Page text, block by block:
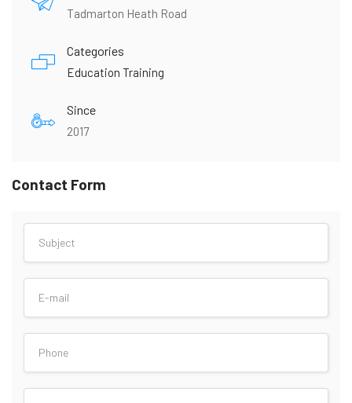
Tadmarton Heath Road
Categories
Education Training
Since
2017
Contact Form